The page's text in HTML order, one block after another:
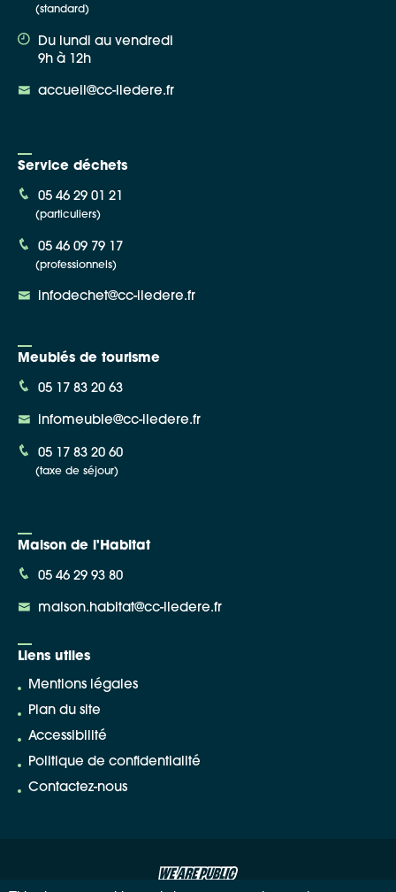
(standard)
Du lundi au vendredi
9h à 12h
accueil@cc-iledere.fr
Service déchets
05 46 29 01 21
(particuliers)
05 46 09 79 17
(professionnels)
infodechet@cc-iledere.fr
Meublés de tourisme
05 17 83 20 63
infomeuble@cc-iledere.fr
05 17 83 20 60
(taxe de séjour)
Maison de l'Habitat
05 46 29 93 80
maison.habitat@cc-iledere.fr
Liens utiles
Mentions légales
Plan du site
Accessibilité
Politique de confidentialité
Contactez-nous